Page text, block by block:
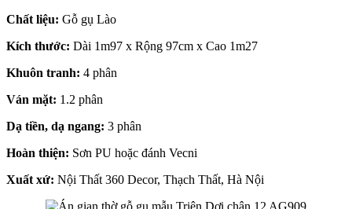
Chất liệu: Gỗ gụ Lào
Kích thước: Dài 1m97 x Rộng 97cm x Cao 1m27
Khuôn tranh: 4 phân
Ván mặt: 1.2 phân
Dạ tiền, dạ ngang: 3 phân
Hoàn thiện: Sơn PU hoặc đánh Vecni
Xuất xứ: Nội Thất 360 Decor, Thạch Thất, Hà Nội